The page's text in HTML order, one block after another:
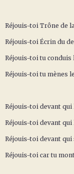
Réjouis-toi Trône de
Réjouis-toi Écrin du
Réjouis-toi tu conduis
Réjouis-toi tu mènes
Réjouis-toi devant
Réjouis-toi devant
Réjouis-toi devant
Réjouis-toi car tu